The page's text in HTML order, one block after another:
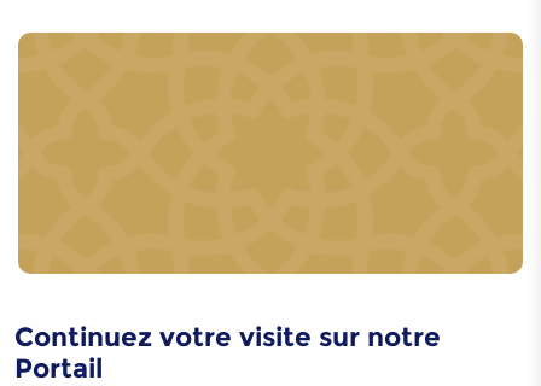
Jellaba Ouazzania
Continuez votre visite sur notre
Portail